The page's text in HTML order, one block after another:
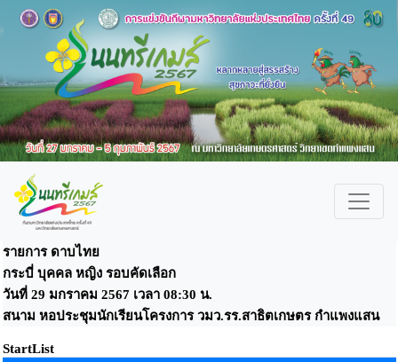
รายการ ดาบไทย
กระบี่ บุคคล หญิง รอบคัดเลือก
วันที่ 29 มกราคม 2567 เวลา 08:30 น.
สนาม หอประชุมนักเรียนโครงการ วมว.รร.สาธิตเกษตร กำแพงแสน
StartList